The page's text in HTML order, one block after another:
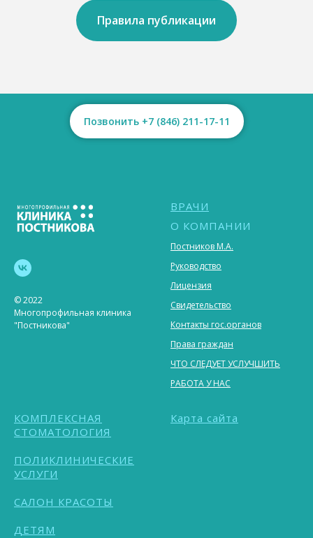
Правила публикации
Позвонить +7 (846) 211-17-11
© 2022
Многопрофильная клиника
"Постникова"
ВРАЧИ
О КОМПАНИИ
Постников М.А.
Руководство
Лицензия
Свидетельство
Контакты гос.органов
Права граждан
ЧТО СЛЕДУЕТ УСЛУЧШИТЬ
РАБОТА У НАС
КОМПЛЕКСНАЯ
СТОМАТОЛОГИЯ
ПОЛИКЛИНИЧЕСКИЕ
УСЛУГИ
САЛОН КРАСОТЫ
ДЕТЯМ
Карта сайта